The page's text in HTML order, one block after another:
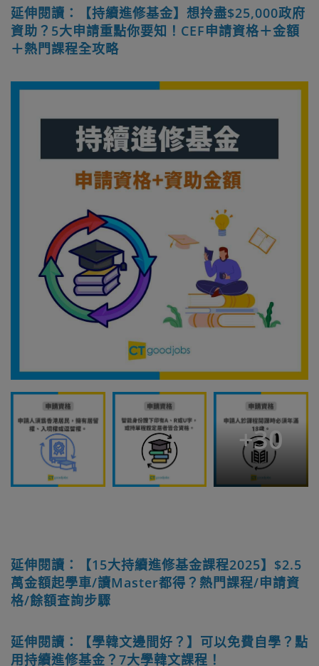
延伸閱讀：【持續進修基金】想拎盡$25,000政府
資助？5大申請重點你要知！CEF申請資格＋金額
＋熱門課程全攻略
+30
延伸閱讀：【15大持續進修基金課程2025】$2.5
萬金額起學車/讀Master都得？熱門課程/申請資
格/餘額查詢步驟
延伸閱讀：【學韓文邊間好？】可以免費自學？點
用持續進修基金？7大學韓文課程！